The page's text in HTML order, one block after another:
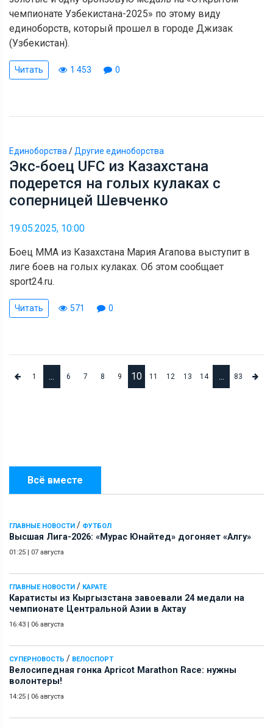
Всё вместе
ГЛАВНЫЕ НОВОСТИ / ФУТБОЛ
Высшая Лига-2026: «Мурас Юнайтед» догоняет «Алгу»
01:25 | 07 августа
ГЛАВНЫЕ НОВОСТИ / КАРАТЕ
Каратисты из Кыргызстана завоевали 24 медали на
чемпионате Центральной Азии в Актау
16:43 | 06 августа
СУПЕРНОВОСТЬ / ВЕЛОСПОРТ
Велосипедная гонка Apricot Marathon Race: нужны
волонтеры!
14:25 | 06 августа
чемпионате Узбекистана-2025» по этому виду
единоборств, который прошел в городе Джизак
(Узбекистан).
Читать 1 453 0
Единоборства / Другие единоборства
Экс-боец UFC из Казахстана
подерется на голых кулаках с
соперницей Шевченко
19.05.2025, 10:00
Боец ММА из Казахстана Мария Агапова выступит в
лиге боев на голых кулаках. Об этом сообщает
sport24.ru.
Читать 571 0
1 ... 6 7 8 9 10 11 12 13 14 ... 83